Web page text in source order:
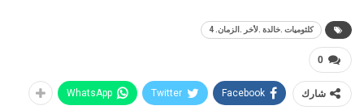
كلثوميات .خالدة .لأخر .الزمان. 4
0
شارك Facebook
Twitter
WhatsApp